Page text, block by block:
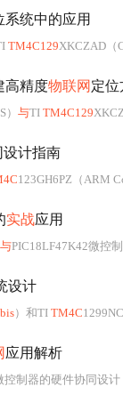
系统中的应用
TM4C129XKCZAD（
高精度物联网 定位
与TI TM4C129
设计指南
123GH6PZ（ARM Cortex-M4）的硬件协同架构，涵盖多网络自动切换、PSM/eDRX
实战应用
与PIC18LF47K42微控
设计
）和TI TM4C1299NCZAD MCU的嵌入
应用解析
硬件协同设计，涵盖全球多频